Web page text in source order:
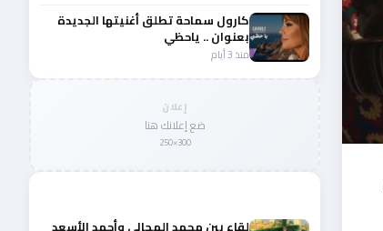
كارول سماحة تطلق أغنيتها الجديدة
بعنوان .. ياحظي
منذ 3 أيام
إعلان
ضع إعلانك هنا
300×250